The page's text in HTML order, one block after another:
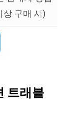
상 구매 시)
트래블